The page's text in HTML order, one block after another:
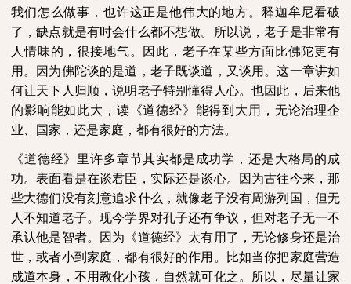
我们怎么做事，也许这正是他伟大的地方。释迦牟尼看破
了，缺点就是有时会什么都不想做。所以说，老子是非常有
人情味的，很接地气。因此，老子在某些方面比佛陀更有
用。因为佛陀谈的是道，老子既谈道，又谈用。这一章讲如
何让天下人归顺，说明老子特别懂得人心。也因此，后来他
的影响能如此大，读《道德经》能得到大用，无论治理企
业、国家，还是家庭，都有很好的方法。
《道德经》里许多章节其实都是成功学，还是大格局的成
功。表面看是在谈君臣，实际还是谈心。因为古往今来，那
些大德们没有刻意追求什么，就像老子没有周游列国，但无
人不知道老子。现今学界对孔子还有争议，但对老子无一不
承认他是智者。因为《道德经》太有用了，无论修身还是治
世，或者小到家庭，都有很好的作用。比如当你把家庭营造
成道本身，不用教化小孩，自然就可化之。所以，尽量让家